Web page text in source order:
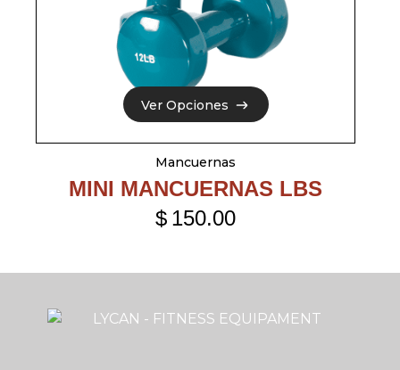
Ver Opciones
Ver Opciones
Mancuernas
MINI MANCUERNAS LBS
$ 150.00